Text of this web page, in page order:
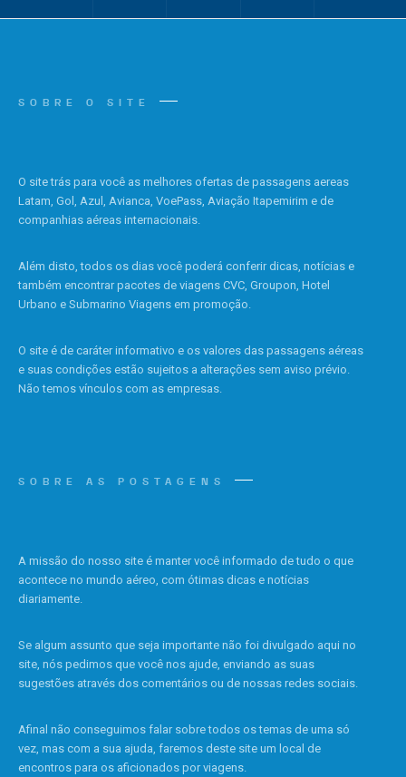
SOBRE O SITE
O site trás para você as melhores ofertas de passagens aereas
Latam, Gol, Azul, Avianca, VoePass, Aviação Itapemirim e de
companhias aéreas internacionais.
Além disto, todos os dias você poderá conferir dicas, notícias e
também encontrar pacotes de viagens CVC, Groupon, Hotel
Urbano e Submarino Viagens em promoção.
O site é de caráter informativo e os valores das passagens aéreas
e suas condições estão sujeitos a alterações sem aviso prévio.
Não temos vínculos com as empresas.
SOBRE AS POSTAGENS
A missão do nosso site é manter você informado de tudo o que
acontece no mundo aéreo, com ótimas dicas e notícias
diariamente.
Se algum assunto que seja importante não foi divulgado aqui no
site, nós pedimos que você nos ajude, enviando as suas
sugestões através dos comentários ou de nossas redes sociais.
Afinal não conseguimos falar sobre todos os temas de uma só
vez, mas com a sua ajuda, faremos deste site um local de
encontros para os aficionados por viagens.